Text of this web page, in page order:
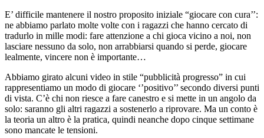
E’ difficile mantenere il nostro proposito iniziale “giocare con cura’’:
ne abbiamo parlato molte volte con i ragazzi che hanno cercato di
tradurlo in mille modi: fare attenzione a chi gioca vicino a noi, non
lasciare nessuno da solo, non arrabbiarsi quando si perde, giocare
lealmente, vincere non è importante…
Abbiamo girato alcuni video in stile “pubblicità progresso” in cui
rappresentiamo un modo di giocare ‘’positivo’’ secondo diversi punti
di vista. C’è chi non riesce a fare canestro e si mette in un angolo da
solo: saranno gli altri ragazzi a sostenerlo a riprovare. Ma un conto è
la teoria un altro è la pratica, quindi neanche dopo cinque settimane
sono mancate le tensioni.